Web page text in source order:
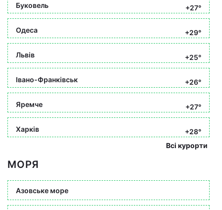
Буковель +27°
Одеса +29°
Львів +25°
Івано-Франківськ +26°
Яремче +27°
Харків
+28°
Всі курорти
МОРЯ
Азовське море